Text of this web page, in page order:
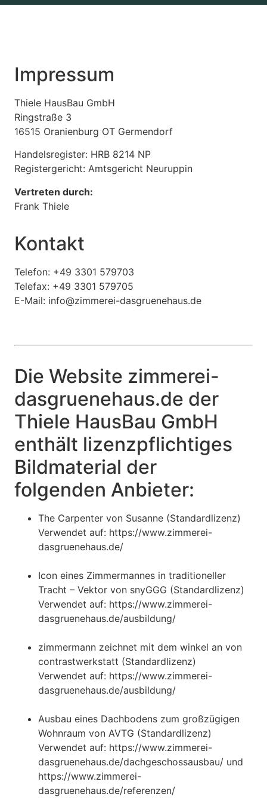
Impressum
Thiele HausBau GmbH
Ringstraße 3
16515 Oranienburg OT Germendorf
Handelsregister: HRB 8214 NP
Registergericht: Amtsgericht Neuruppin
Vertreten durch:
Frank Thiele
Kontakt
Telefon: +49 3301 579703
Telefax: +49 3301 579705
E-Mail: info@zimmerei-dasgruenehaus.de
Die Website zimmerei-
dasgruenehaus.de der
Thiele HausBau GmbH
enthält lizenzpflichtiges
Bildmaterial der
folgenden Anbieter:
The Carpenter von Susanne (Standardlizenz)
Verwendet auf: https://www.zimmerei-
dasgruenehaus.de/
Icon eines Zimmermannes in traditioneller
Tracht – Vektor von snyGGG (Standardlizenz)
Verwendet auf: https://www.zimmerei-
dasgruenehaus.de/ausbildung/
zimmermann zeichnet mit dem winkel an von
contrastwerkstatt (Standardlizenz)
Verwendet auf: https://www.zimmerei-
dasgruenehaus.de/ausbildung/
Ausbau eines Dachbodens zum großzügigen
Wohnraum von AVTG (Standardlizenz)
Verwendet auf: https://www.zimmerei-
dasgruenehaus.de/dachgeschossausbau/ und
https://www.zimmerei-
dasgruenehaus.de/referenzen/